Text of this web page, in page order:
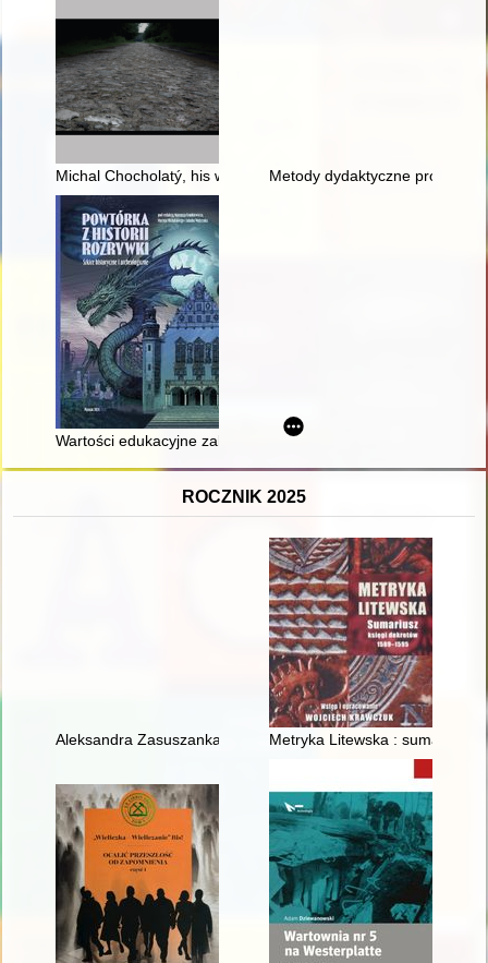
Michal Chocholatý, his work in disseminating the knowledge
Metody dydaktyczne profesor
Wartości edukacyjne zabaw/gier ruchowych na przykładzie
ROCZNIK 2025
Aleksandra Zasuszanka-Dobrowolska (1906-1989) : życie i
Metryka Litewska : sumariusz